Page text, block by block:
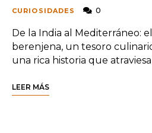
CURIOSIDADES 0
De la India al Mediterráneo:
berenjena, un tesoro
una rica historia que
LEER MÁS